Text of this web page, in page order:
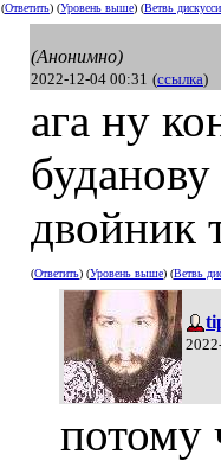
(Ответить) (Уровень выше) (Ветвь
(Анонимно)
2022-12-04 00:31 (ссылка)
ага ну
двойник
(Ответить) (Уровень выше) (Ветвь
потому